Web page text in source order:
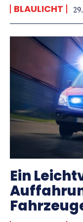
BLAULICHT
Ein